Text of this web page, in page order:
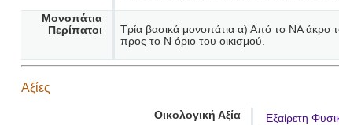
Μονοπάτια
Περίπατοι
Τρία βασικά μονοπάτια α) Από το ΝΑ άκρο
προς το Ν όριο του οικισμού.
Αξίες
Οικολογική Αξία
Εξαίρετη